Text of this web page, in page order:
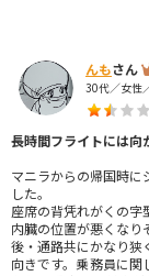
んもさん
30代／女性
長時間フライトには向
マニラからの帰国時に
した。
座席の背凭れがくの字
内臓の位置が悪くな
後・通路共にかなり狭
向きです。乗務員に関